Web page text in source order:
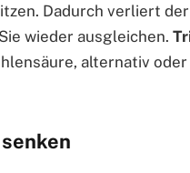
Dadurch verliert
wieder ausgleichen.
alternativ oder